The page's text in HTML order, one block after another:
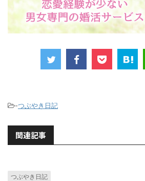
-つぶやき日記
関連記事
つぶやき日記